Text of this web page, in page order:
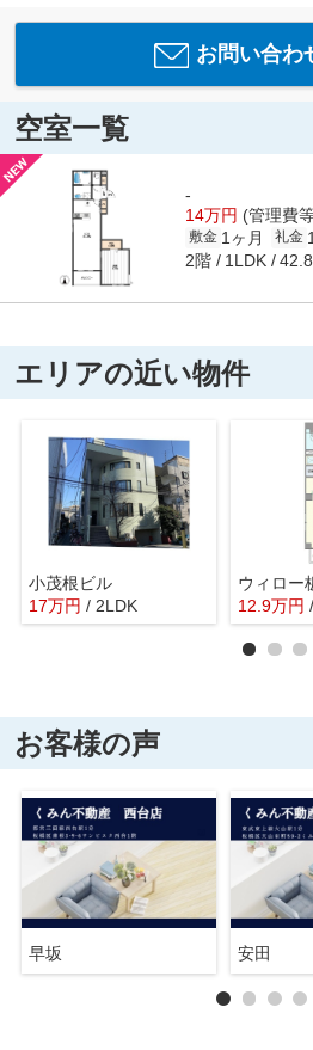
お問い合わ
空室一覧
-
14万円 (管理費
敷金 1ヶ月 礼金
2階 1LDK
エリアの近い物件
小茂根ビル
17万円 / 2LDK
ウィロー
12.9万円
お客様の声
早坂 安田